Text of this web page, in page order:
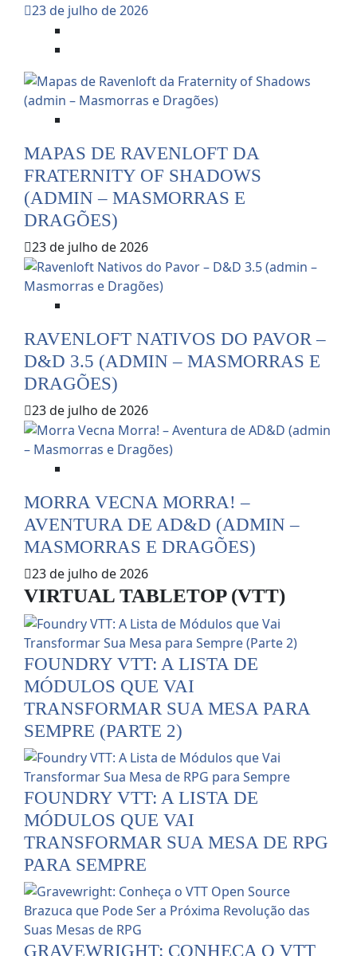
23 de julho de 2026
MAPAS DE RAVENLOFT DA
FRATERNITY OF SHADOWS
(ADMIN – MASMORRAS E
DRAGÕES)
23 de julho de 2026
RAVENLOFT NATIVOS DO PAVOR –
D&D 3.5 (ADMIN – MASMORRAS E
DRAGÕES)
23 de julho de 2026
MORRA VECNA MORRA! –
AVENTURA DE AD&D (ADMIN –
MASMORRAS E DRAGÕES)
23 de julho de 2026
VIRTUAL TABLETOP (VTT)
FOUNDRY VTT: A LISTA DE
MÓDULOS QUE VAI
TRANSFORMAR SUA MESA PARA
SEMPRE (PARTE 2)
FOUNDRY VTT: A LISTA DE
MÓDULOS QUE VAI
TRANSFORMAR SUA MESA DE RPG
PARA SEMPRE
GRAVEWRIGHT: CONHEÇA O VTT